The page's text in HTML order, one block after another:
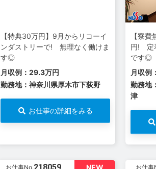
【特典30万円】9月からリコーイ
ンダストリーで! 無理なく働けま
す◎
月収例：29.3万円
勤務地：神奈川県厚木市下荻野
お仕事の詳細をみる
【寮
円! 定
です◎
月収例
勤務地
津
お仕事No. お仕事